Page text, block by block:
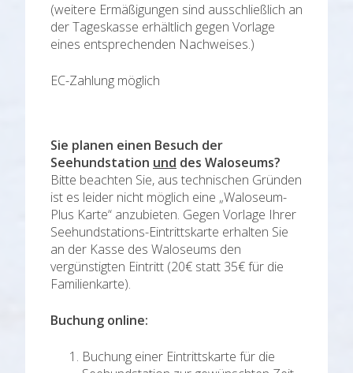
(weitere Ermäßigungen sind ausschließlich an
der Tageskasse erhältlich gegen Vorlage
eines entsprechenden Nachweises.)
EC-Zahlung möglich
Sie planen einen Besuch der
Seehundstation und des Waloseums?
Bitte beachten Sie, aus technischen Gründen
ist es leider nicht möglich eine „Waloseum-
Plus Karte“ anzubieten. Gegen Vorlage Ihrer
Seehundstations-Eintrittskarte erhalten Sie
an der Kasse des Waloseums den
vergünstigten Eintritt (20€ statt 35€ für die
Familienkarte).
Buchung online:
Buchung einer Eintrittskarte für die